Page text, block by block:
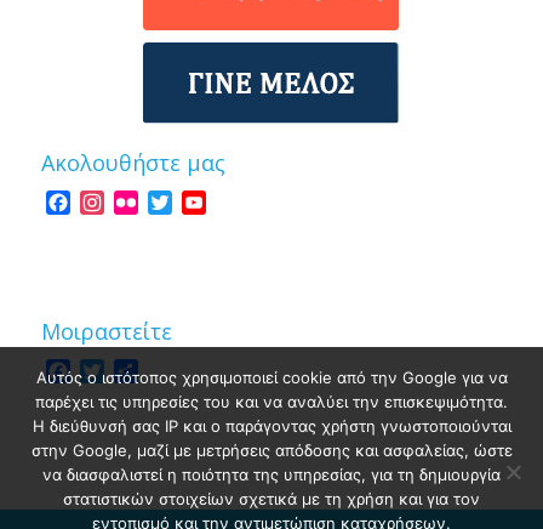
Ακολουθήστε μας
Facebook
Instagram
Flickr Twitter
Μοιραστείτε
Facebook
Twitter
Share
Αυτός ο ιστότοπος χρησιμοποιεί cookie από την Google για να
παρέχει τις υπηρεσίες του και να αναλύει την επισκεψιμότητα.
Η διεύθυνσή σας IP και ο παράγοντας χρήστη γνωστοποιούνται
στην Google, μαζί με μετρήσεις απόδοσης και ασφαλείας, ώστε
να διασφαλιστεί η ποιότητα της υπηρεσίας, για τη δημιουργία
στατιστικών στοιχείων σχετικά με τη χρήση και για τον
εντοπισμό και την αντιμετώπιση καταχρήσεων.